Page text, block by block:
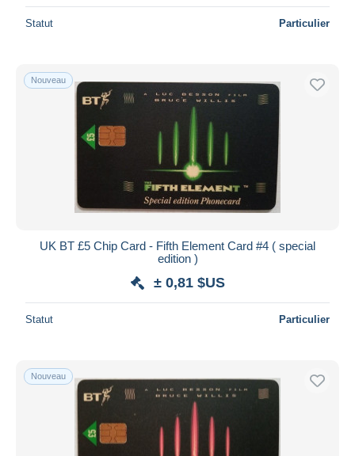
Statut Particulier
Nouveau
UK BT £5 Chip Card - Fifth Element Card #4 ( special
edition )
± 0,81 $US
Statut Particulier
Nouveau